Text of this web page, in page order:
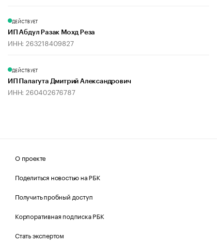
ДЕЙСТВУЕТ
ИП Абдул Разак Мохд Реза
ИНН: 263218409827
ДЕЙСТВУЕТ
ИП Палагута Дмитрий Александрович
ИНН: 260402676787
О проекте
Поделиться новостью на РБК
Получить пробный доступ
Корпоративная подписка РБК
Стать экспертом